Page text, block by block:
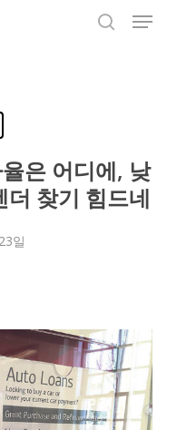
Menu
은 어디에, 낮
찾기 힘드네
일